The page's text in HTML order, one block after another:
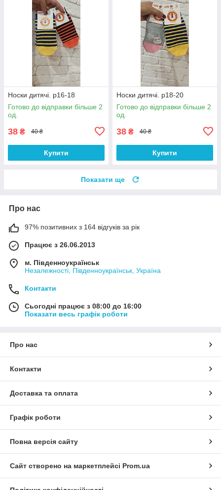
Носки дитячі. р16-18
Готово до відправки більше 2
од.
38 ₴ 40 ₴
Купити
Носки дитячі. р18-20
Готово до відправки більше 2
од.
38 ₴ 40 ₴
Купити
Показати ще
Про нас
97% позитивних з 164 відгуків за рік
Працює з 26.06.2013
м. Південноукраїнськ
Незалежності, Південноукраїнськ, Україна
Контакти
Сьогодні працює з 08:00 до 16:00
Показати весь графік роботи
Про нас
Контакти
Доставка та оплата
Графік роботи
Повна версія сайту
Сайт створено на маркетплейсі Prom.ua